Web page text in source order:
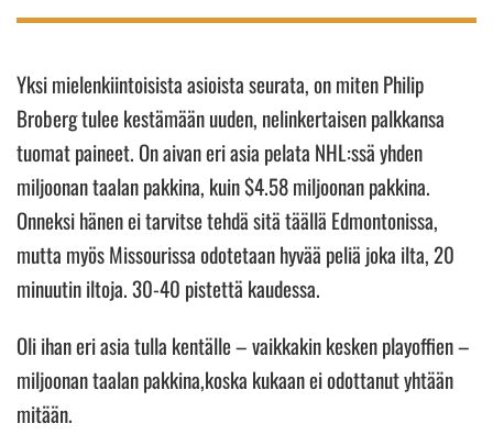
Yksi mielenkiintoisista asioista seurata, on miten Philip
Broberg tulee kestämään uuden, nelinkertaisen palkkansa
tuomat paineet. On aivan eri asia pelata NHL:ssä yhden
miljoonan taalan pakkina, kuin $4.58 miljoonan pakkina.
Onneksi hänen ei tarvitse tehdä sitä täällä Edmontonissa,
mutta myös Missourissa odotetaan hyvää peliä joka ilta, 20
minuutin iltoja. 30-40 pistettä kaudessa.
Oli ihan eri asia tulla kentälle – vaikkakin kesken playoffien –
miljoonan taalan pakkina,koska kukaan ei odottanut yhtään
mitään.